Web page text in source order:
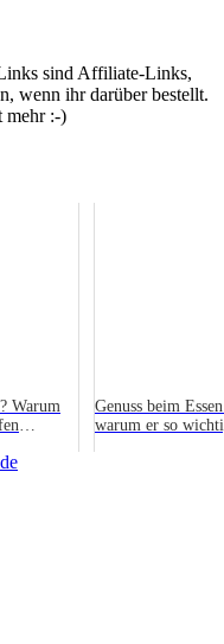
sind Affiliate-Links,
wenn ihr darüber bestellt.
mehr :-)
Warum
Genuss beim
warum er so